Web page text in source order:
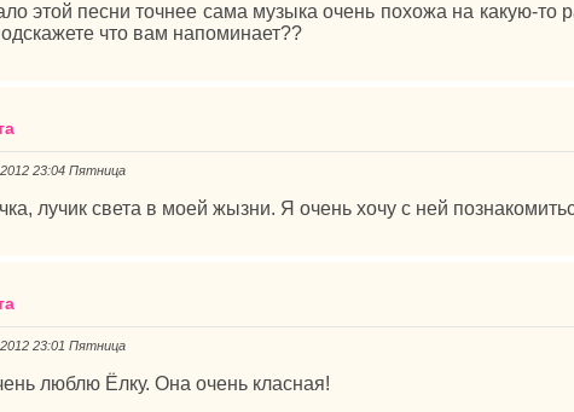
этой песни точнее сама музыка очень похожа на какую-то
что вам напоминает??
23:04 Пятница
лучик света в моей жызни. Я очень хочу с ней
23:01 Пятница
люблю Ёлку. Она очень класная!